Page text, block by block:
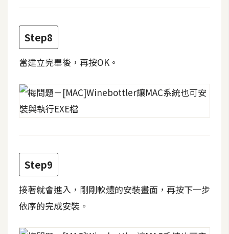
主
網
S
E
O
免
費
間
Step8
當建立完畢後，再按OK。
Step9
接著就會進入，剛剛軟體的安裝畫面，再按下一步
依序的完成安裝。